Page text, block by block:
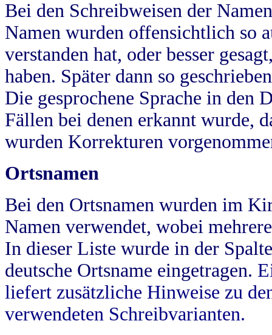
Bei den Schreibweisen der
Namen wurden offensichtlich so
verstanden hat, oder besser
haben. Später dann so
Die gesprochene Sprache in
Fällen bei denen erkannt wurde,
wurden Korrekturen
Ortsnamen
Bei den Ortsnamen wurden im
Namen verwendet, wobei
In dieser Liste wurde in der
deutsche Ortsname eingetragen.
liefert zusätzliche Hinweise zu
verwendeten Schreibvarianten.